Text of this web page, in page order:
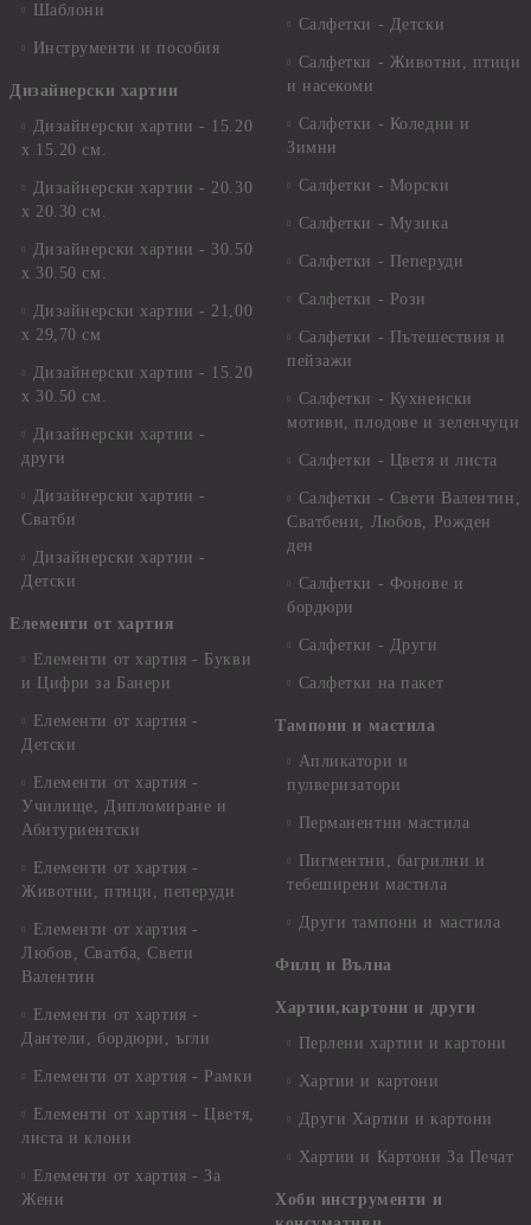
Шаблони
Инструменти и пособия
Дизайнерски хартии
Дизайнерски хартии - 15.20
х 15.20 см.
Дизайнерски хартии - 20.30
х 20.30 см.
Дизайнерски хартии - 30.50
х 30.50 см.
Дизайнерски хартии - 21,00
х 29,70 см
Дизайнерски хартии - 15.20
x 30.50 см.
Дизайнерски хартии -
други
Дизайнерски хартии -
Сватби
Дизайнерски хартии -
Детски
Елементи от хартия
Елементи от хартия - Букви
и Цифри за Банери
Елементи от хартия -
Детски
Елементи от хартия -
Училище, Дипломиране и
Абитуриентски
Елементи от хартия -
Животни, птици, пеперуди
Елементи от хартия -
Любов, Сватба, Свети
Валентин
Елементи от хартия -
Дантели, бордюри, ъгли
Елементи от хартия - Рамки
Елементи от хартия - Цветя,
листа и клони
Елементи от хартия - За
Жени
Салфетки - Детски
Салфетки - Животни, птици
и насекоми
Салфетки - Коледни и
Зимни
Салфетки - Морски
Салфетки - Музика
Салфетки - Пеперуди
Салфетки - Рози
Салфетки - Пътешествия и
пейзажи
Салфетки - Кухненски
мотиви, плодове и зеленчуци
Салфетки - Цветя и листа
Салфетки - Свети Валентин,
Сватбени, Любов, Рожден
ден
Салфетки - Фонове и
бордюри
Салфетки - Други
Салфетки на пакет
Тампони и мастила
Апликатори и
пулверизатори
Перманентни мастила
Пигментни, багрилни и
тебеширени мастила
Други тампони и мастила
Филц и Вълна
Хартии,картони и други
Перлени хартии и картони
Хартии и картони
Други Хартии и картони
Хартии и Картони За Печат
Хоби инструменти и